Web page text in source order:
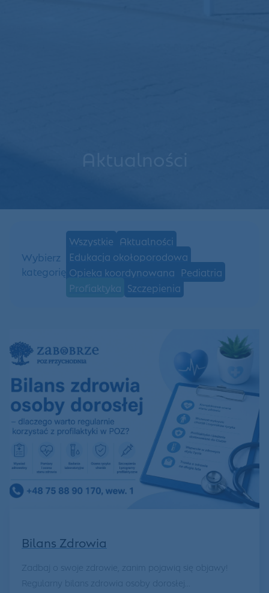
Wybierz
kategorię
Wszystkie Aktualności
Edukacja okołoporodowa
Opieka koordynowana Pediatria
Profiaktyka Szczepienia
Bilans Zdrowia
Zadbaj o swoje zdrowie, zanim pojawią się objawy!
Regularny bilans zdrowia osoby dorosłej...